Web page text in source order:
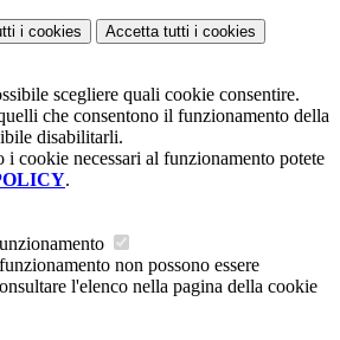
i cookies Accetta tutti i cookies
scegliere quali cookie consentire.
che consentono il funzionamento della
disabilitarli.
i cookie necessari al funzionamento potete
.
non possono essere
l'elenco nella pagina della cookie